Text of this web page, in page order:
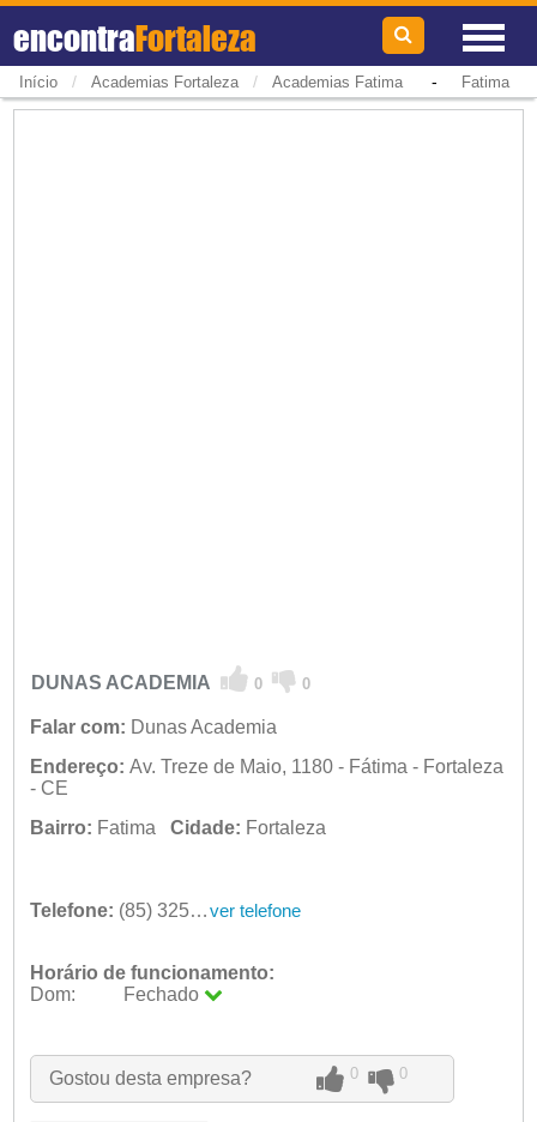
encontraFortaleza
Início / Academias Fortaleza / Academias Fatima- Fatima
DUNAS ACADEMIA 0 0
Falar com: Dunas Academia
Endereço: Av. Treze de Maio, 1180 - Fátima - Fortaleza
- CE
Bairro: Fatima Cidade: Fortaleza
Telefone: (85) 3257-7922 ver telefone
Horário de funcionamento:
Dom:
Fechado
Qua:
09:00 - 18:00
Qui:
09:00 - 18:00
Gostou desta empresa? 0 0